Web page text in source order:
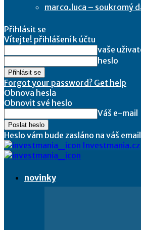
marco.luca – soukromý
Přihlásit se
Vítejte! přihlášení k účtu
vaše
heslo
Forgot your password? Get help
Obnova hesla
Obnovit své heslo
Váš e-mail
Heslo vám bude zasláno na váš email
Investmania.cz
novinky